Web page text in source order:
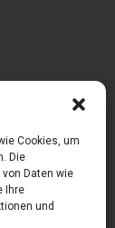
Cookies, um
Die
Daten wie
Ihre
und